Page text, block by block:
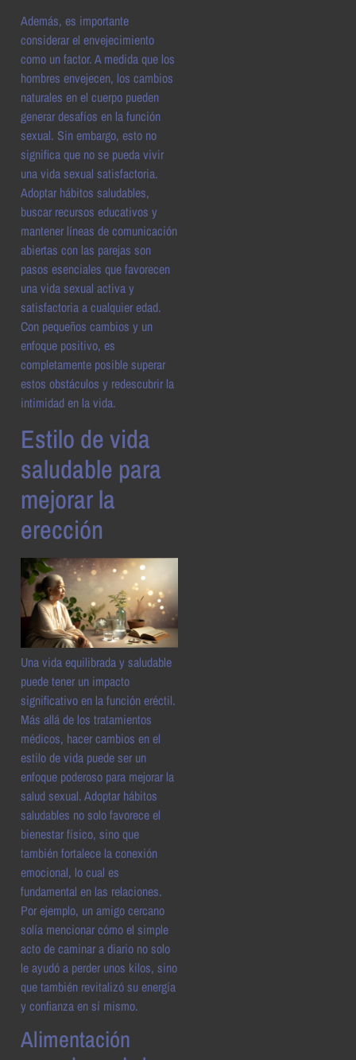
Además, es importante
considerar el envejecimiento
como un factor. A medida que los
hombres envejecen, los cambios
naturales en el cuerpo pueden
generar desafíos en la función
sexual. Sin embargo, esto no
significa que no se pueda vivir
una vida sexual satisfactoria.
Adoptar hábitos saludables,
buscar recursos educativos y
mantener líneas de comunicación
abiertas con las parejas son
pasos esenciales que favorecen
una vida sexual activa y
satisfactoria a cualquier edad.
Con pequeños cambios y un
enfoque positivo, es
completamente posible superar
estos obstáculos y redescubrir la
intimidad en la vida.
Estilo de vida
saludable para
mejorar la
erección
Una vida equilibrada y saludable
puede tener un impacto
significativo en la función eréctil.
Más allá de los tratamientos
médicos, hacer cambios en el
estilo de vida puede ser un
enfoque poderoso para mejorar la
salud sexual. Adoptar hábitos
saludables no solo favorece el
bienestar físico, sino que
también fortalece la conexión
emocional, lo cual es
fundamental en las relaciones.
Por ejemplo, un amigo cercano
solía mencionar cómo el simple
acto de caminar a diario no solo
le ayudó a perder unos kilos, sino
que también revitalizó su energía
y confianza en sí mismo.
Alimentación